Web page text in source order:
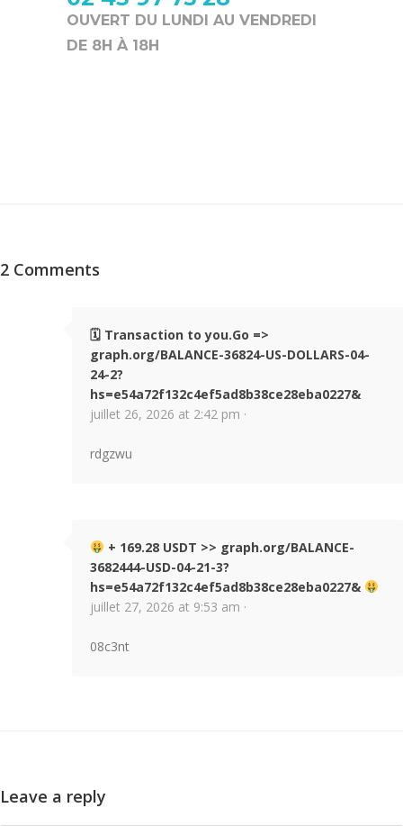
OUVERT DU LUNDI AU VENDREDI
DE 8H À 18H
2 Comments
🗓 Transaction to you.Go =>
graph.org/BALANCE-36824-US-DOLLARS-04-
24-2?
hs=e54a72f132c4ef5ad8b38ce28eba0227&
juillet 26, 2026 at 2:42 pm ·
rdgzwu
+ 169.28 USDT >> graph.org/BALANCE-
3682444-USD-04-21-3?
hs=e54a72f132c4ef5ad8b38ce28eba0227&
juillet 27, 2026 at 9:53 am ·
08c3nt
Leave a reply